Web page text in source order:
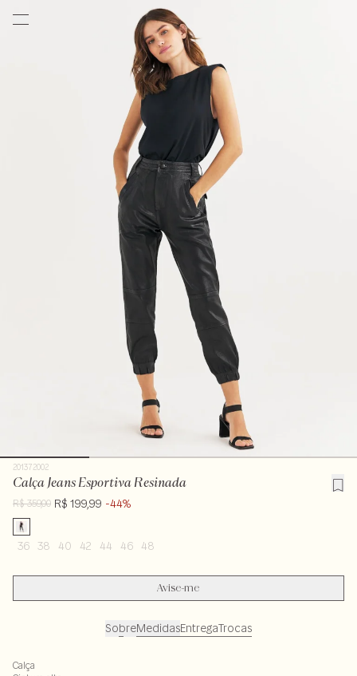
201372002
Calça Jeans Esportiva Resinada
R$ 359,00 R$ 199,99 -44%
36 38 40 42 44 46 48
Avise-me
SobreMedidasEntregaTrocas
Calça